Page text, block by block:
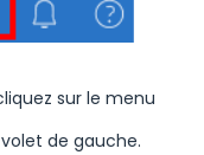
sur le menu
de gauche.